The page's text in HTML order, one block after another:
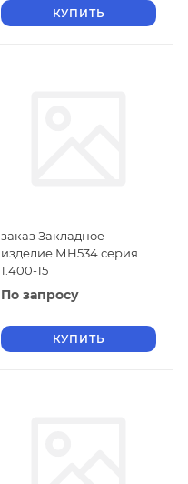
КУПИТЬ
заказ Закладное
изделие МН534 серия
1.400-15
По запросу
КУПИТЬ